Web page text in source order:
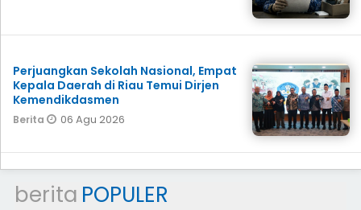
Perjuangkan Sekolah Nasional, Empat
Kepala Daerah di Riau Temui Dirjen
Kemendikdasmen
Berita 06 Agu 2026
berita POPULER